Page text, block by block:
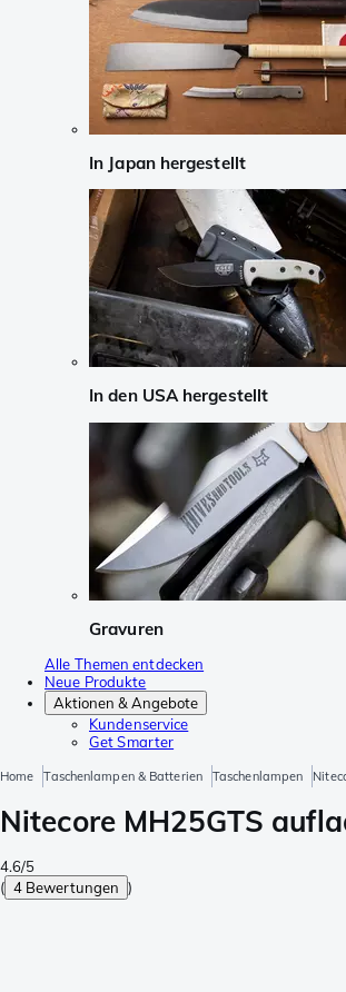
In Japan hergestellt
In den USA hergestellt
Gravuren
Alle Themen entdecken
Neue Produkte
Aktionen & Angebote
Kundenservice
Get Smarter
Home Taschenlampen & Batterien Taschenlampen
Nitecore MH25GTS
4.6/5
( 4 Bewertungen )